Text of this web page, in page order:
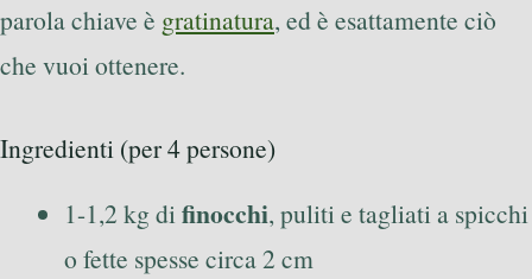
parola chiave è gratinatura, ed è esattamente ciò
che vuoi ottenere.
Ingredienti (per 4 persone)
1-1,2 kg difinocchi, puliti e tagliati a spicchi
o fette spesse circa 2 cm